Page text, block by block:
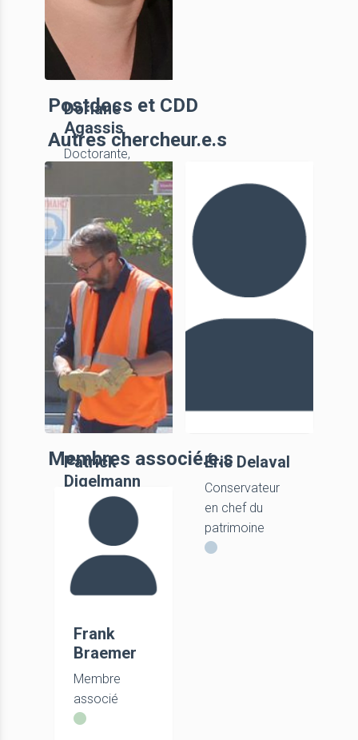
Doriane
Agassis
Doctorante,
Postdocs et CDD
Autres chercheur.e.s
Patrick
Digelmann
Département
du Var
Éric Delaval
Conservateur
en chef du
patrimoine
Membres associé.e.s
Frank
Braemer
Membre
associé